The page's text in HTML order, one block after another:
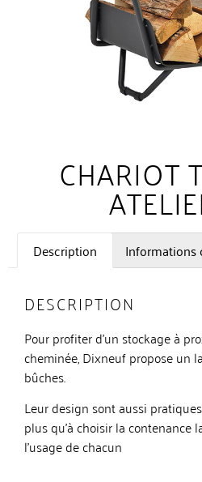
CHARIOT
Description Informations
DESCRIPTION
Pour profiter d’un stockage à
cheminée, Dixneuf propose un
bûches.
Leur design sont aussi
plus qu’à choisir la contenance
l’usage de chacun